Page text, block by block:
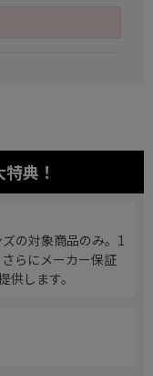
特典！
の対象商品のみ。1
らにメーカー保証
供します。